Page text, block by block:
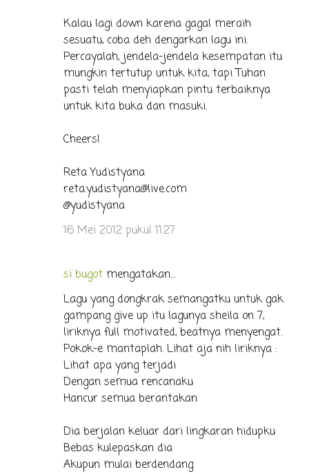
Kalau lagi down karena gagal meraih
sesuatu, coba deh dengarkan lagu ini.
Percayalah, jendela-jendela kesempatan itu
mungkin tertutup untuk kita, tapi Tuhan
pasti telah menyiapkan pintu terbaiknya
untuk kita buka dan masuki.
Cheers!
Reta Yudistyana
reta.yudistyana@live.com
@yudistyana
16 Mei 2012 pukul 11.27
si bugot mengatakan…
Lagu yang dongkrak semangatku untuk gak
gampang give up itu lagunya sheila on 7,
liriknya full motivated, beatnya menyengat.
Pokok-e mantaplah. Lihat aja nih liriknya :
Lihat apa yang terjadi
Dengan semua rencanaku
Hancur semua berantakan
Dia berjalan keluar dari lingkaran hidupku
Bebas kulepaskan dia
Akupun mulai berdendang